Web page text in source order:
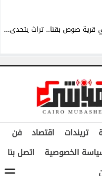
قرية صوص بقنا.. تراث يتحدى...
تريندات اقتصاد
فن
الخصوصية
اتصل بنا